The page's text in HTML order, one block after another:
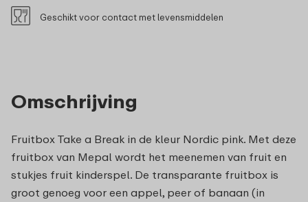
Omschrijving
Fruitbox Take a Break in de kleur Nordic pink. Met deze
fruitbox van Mepal wordt het meenemen van fruit en
stukjes fruit kinderspel. De transparante fruitbox is
groot genoeg voor een appel, peer of banaan (in
Geschikt voor contact met levensmiddelen